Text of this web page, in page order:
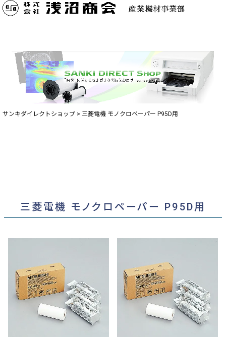
サンキダイレクトショップ 三菱電機 モノクロペーパー P95D用
三菱電機 モノクロペーパー P95D用